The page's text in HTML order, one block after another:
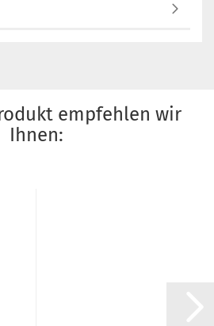
empfehlen wir
Ihnen: